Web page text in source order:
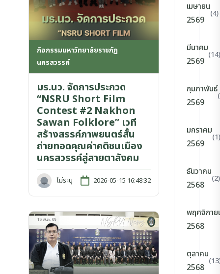
กิจกรรมมหาวิทยาลัยราชภัฏ
นครสวรรค์
มร.นว. จัดการประกวด
“NSRU Short Film
Contest #2 Nakhon
Sawan Folklore” เวที
สร้างสรรค์ภาพยนตร์สั้น
ถ่ายทอดคุณค่าคติชนเมือง
นครสวรรค์สู่สายตาสังคม
ไม่ระบุ 2026-05-15 16:48:32
เมษายน
2569
(4)
มีนาคม
2569
(14)
กุมภาพันธ์
2569
มกราคม
2569
(1)
ธันวาคม
2568
(2)
พฤศจิกาย
2568
ตุลาคม
2568